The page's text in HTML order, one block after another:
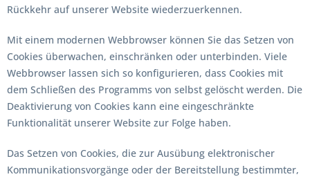
Rückkehr auf unserer Website wiederzuerkennen.
Mit einem modernen Webbrowser können Sie das Setzen von
Cookies überwachen, einschränken oder unterbinden. Viele
Webbrowser lassen sich so konfigurieren, dass Cookies mit
dem Schließen des Programms von selbst gelöscht werden. Die
Deaktivierung von Cookies kann eine eingeschränkte
Funktionalität unserer Website zur Folge haben.
Das Setzen von Cookies, die zur Ausübung elektronischer
Kommunikationsvorgänge oder der Bereitstellung bestimmter,